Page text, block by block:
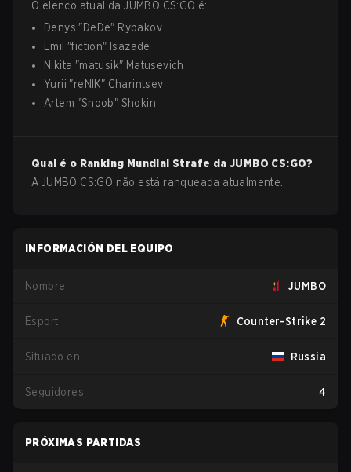
O elenco atual daJUMBO CS:GO é:
Denys "DeDe" Rybakov
Emil "fiction" Isazade
Nikita "matusik" Matusevich
Yurii "reNIK" Charintsev
Artem "Snoob" Shokin
Qual é o Ranking Mundial Strafe da JUMBO CS:GO?
A JUMBO CS:GO não está ranqueada atualmente.
INFORMACIÓN DEL EQUIPO
Nombre JUMBO
Esport Counter-Strike 2
Situado en Russia
Seguidores 4
PRÓXIMAS PARTIDAS